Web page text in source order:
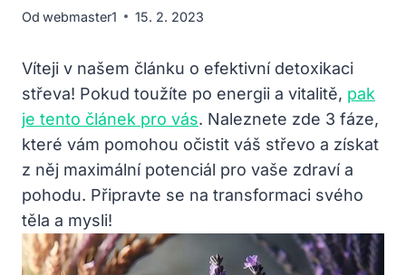
Od webmaster1 15. 2. 2023
Víteji v našem článku o efektivní detoxikaci
střeva! Pokud toužíte po energii a vitalitě, pak
je tento článek pro vás. Naleznete zde 3 fáze,
které vám pomohou očistit váš střevo a získat
z něj maximální potenciál pro vaše zdraví a
pohodu. Připravte se na transformaci svého
těla a mysli!